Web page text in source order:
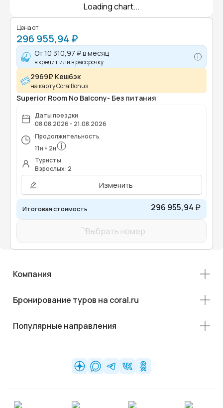
Loading chart...
Цена от
296 955,94 ₽
От10 310,97 ₽в месяц
в кредит или в рассрочку
2969₽ Кешбэк
на карту CoralBonus
Superior Room No Balcony- Без питания
Даты поездки
08.08.2026 - 21.08.2026
Продолжительность
11н + 2н
Туристы
Взрослых: 2
Изменить
Итоговая стоимость 296 955,94 ₽
Выбрать номер
Компания
Бронирование туров на coral.ru
Популярные направления